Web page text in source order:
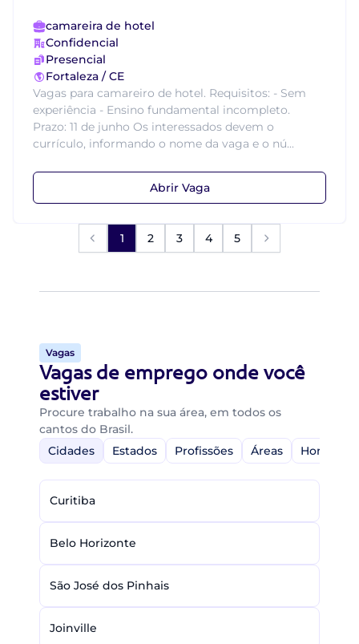
camareira de hotel
Confidencial
Presencial
Fortaleza / CE
Vagas para camareiro de hotel. Requisitos: - Sem
experiência - Ensino fundamental incompleto.
Prazo: 11 de junho Os interessados devem o
currículo, informando o nome da vaga e o nú...
Abrir Vaga
1 2 3 4 5
Vagas
Vagas de emprego onde você
estiver
Procure trabalho na sua área, em todos os
cantos do Brasil.
Cidades
Estados Profissões Áreas Home-
Curitiba
Belo Horizonte
São José dos Pinhais
Joinville